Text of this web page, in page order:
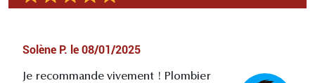
Solène P. le 08/01/2025
Je recommande vivement ! Plombier